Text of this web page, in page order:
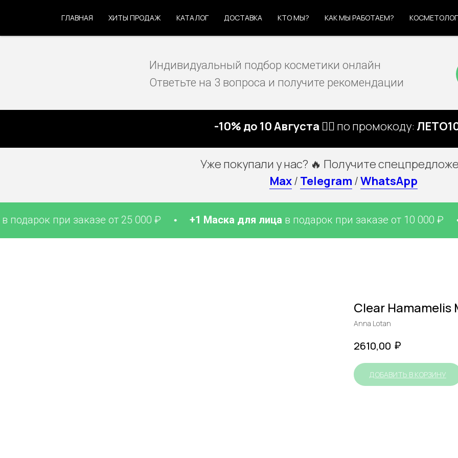
Индивидуальный подбор косметики онлайн
Ответьте на 3 вопроса и получите рекомендации
ГЛАВНАЯ ХИТЫ ПРОДАЖ КАТАЛОГ ДОСТАВКА КТО МЫ? КАК МЫ РАБОТАЕМ?
-10% до 10 Августа 🏃‍♀️ по промокоду:
Уже покупали у нас? 🔥 Получите
Max/ Telegram /WhatsApp
при заказе от 25 000 ₽ +1 Маска для лица в подарок при заказе от 10 000 ₽
Clear Hamamelis
Anna Lotan
2610,00 ₽
ДОБАВИТЬ В КОРЗИНУ